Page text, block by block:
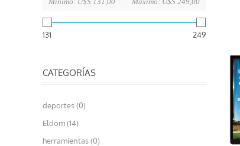
131 249
CATEGORÍAS
deportes (0)
Eldom (14)
herramientas (0)